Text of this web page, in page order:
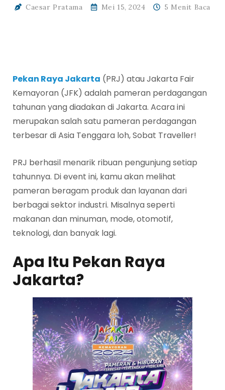
Caesar Pratama Mei 15, 2024 5 Menit Baca
Pekan Raya Jakarta (PRJ) atau Jakarta Fair
Kemayoran (JFK) adalah pameran perdagangan
tahunan yang diadakan di Jakarta. Acara ini
merupakan salah satu pameran perdagangan
terbesar di Asia Tenggara loh, Sobat Traveller!
PRJ berhasil menarik ribuan pengunjung setiap
tahunnya. Di event ini, kamu akan melihat
pameran beragam produk dan layanan dari
berbagai sektor industri. Misalnya seperti
makanan dan minuman, mode, otomotif,
teknologi, dan banyak lagi.
Apa Itu Pekan Raya
Jakarta?